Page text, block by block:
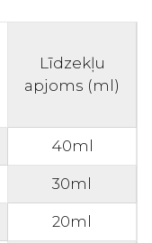
Līdzekļu
apjoms (ml)
40ml
30ml
20ml